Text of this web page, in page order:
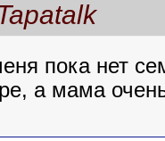
пока нет
а мама